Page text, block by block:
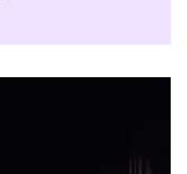
Edició
Marxa”